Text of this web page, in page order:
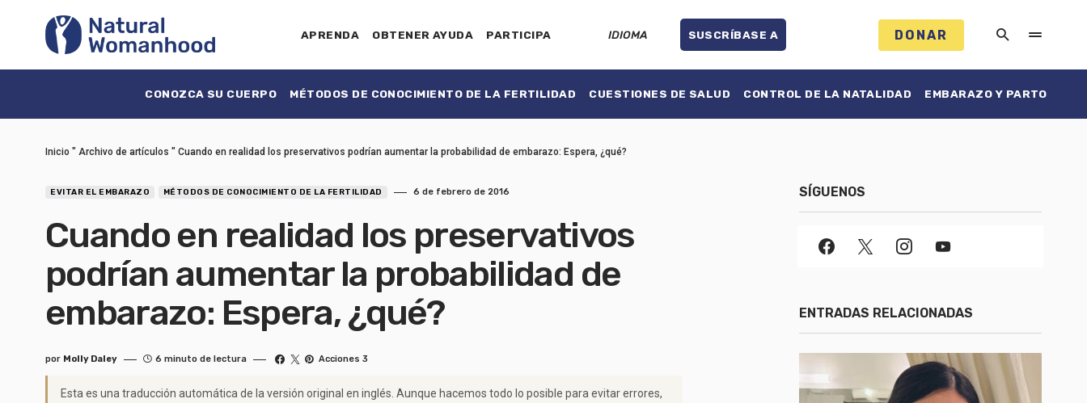
APRENDA OBTENER AYUDA PARTICIPA IDIOMA SUSCRÍBASE A DONAR
CONOZCA SU CUERPO MÉTODOS DE CONOCIMIENTO DE LA FERTILIDAD CUESTIONES DE SALUD CONTROL DE LA NATALIDAD EMBARAZO Y PARTO
Inicio " Archivo de artículos " Cuando en realidad los preservativos podrían aumentar la probabilidad de embarazo: Espera, ¿qué?
EVITAR EL EMBARAZO MÉTODOS DE CONOCIMIENTO DE LA FERTILIDAD 6 de febrero de 2016
Cuando en realidad los preservativos
podrían aumentar la probabilidad de
embarazo: Espera, ¿qué?
por Molly Daley 6 minuto de lectura Acciones 3
Esta es una traducción automática de la versión original en inglés. Aunque hacemos todo lo posible para evitar errores,
SÍGUENOS
ENTRADAS RELACIONADAS